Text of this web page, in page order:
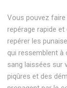
Vous pouvez
repérage rapide
repérer les
qui ressemblent à
sang laissées sur
piqûres et des